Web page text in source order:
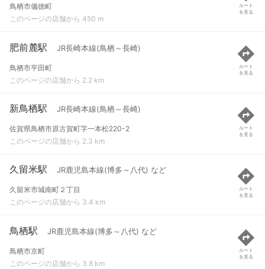
鳥栖市儀徳町
このページの店舗から 450 m
ルート
を見る
肥前麓駅 JR長崎本線(鳥栖～長崎)
鳥栖市平田町
このページの店舗から 2.2 km
ルート
を見る
新鳥栖駅 JR長崎本線(鳥栖～長崎)
佐賀県鳥栖市原古賀町字一本松220-2
このページの店舗から 2.3 km
ルート
を見る
久留米駅 JR鹿児島本線(博多～八代) など
久留米市城南町２丁目
このページの店舗から 3.4 km
ルート
を見る
鳥栖駅 JR鹿児島本線(博多～八代) など
鳥栖市京町
このページの店舗から 3.8 km
ルート
を見る